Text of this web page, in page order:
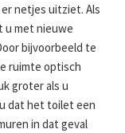
netjes uitziet. Als
u met nieuwe
bijvoorbeeld te
ruimte optisch
groter als u
dat het toilet een
in dat geval